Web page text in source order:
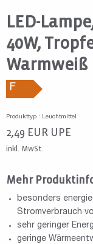
LED-
40W,
Warmweiß
F
Produkttyp : Leuchtmittel
2,49 EUR UPE
inkl. MwSt.
Mehr
besonders
Stromverbrauch
sehr geringer
geringe